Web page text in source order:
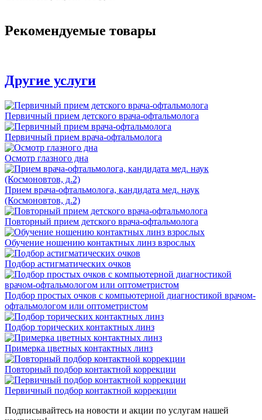
Рекомендуемые товары
Другие услуги
Первичный прием детского врача-офтальмолога
Первичный прием врача-офтальмолога
Осмотр глазного дна
Прием врача-офтальмолога, кандидата мед. наук
(Космоновтов, д.2)
Повторный прием детского врача-офтальмолога
Обучение ношению контактных линз взрослых
Подбор астигматических очков
Подбор простых очков с компьютерной диагностикой врачом-
офтальмологом или оптометристом
Подбор торических контактных линз
Примерка цветных контактных линз
Повторный подбор контактной коррекции
Первичный подбор контактной коррекции
Подписывайтесь на новости и акции по услугам нашей